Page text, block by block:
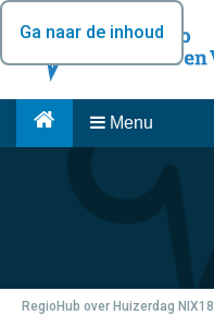
Ga naar de inhoud
Menu
RegioHub over Huizerdag NIX18